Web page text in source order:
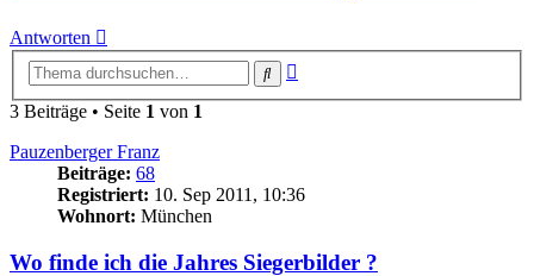
Antworten
Suche
3 Beiträge • Seite 1 von 1
Pauzenberger Franz
Beiträge: 68
Registriert: 10. Sep 2011, 10:36
Wohnort: München
Wo finde ich die Jahres Siegerbilder ?